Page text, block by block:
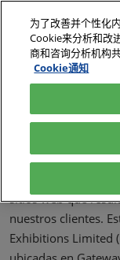
2026年10月27-29日
深圳国际会展中心（宝安）
电子展|绿色工厂展
Cómo se utiliza su
ha estado
sitios web que
nuestros clientes.
Exhibitions Limited
为了改善并个性化
Cookie来分析和改
商和咨询分析机构
Cookie通知